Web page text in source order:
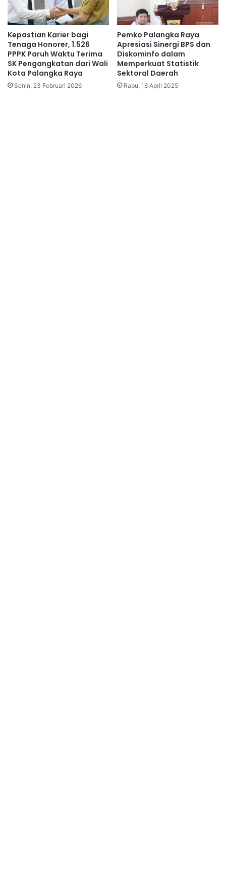
Kepastian Karier bagi
Tenaga Honorer, 1.526
PPPK Paruh Waktu Terima
SK Pengangkatan dari Wali
Kota Palangka Raya
Senin, 23 Februari 2026
Pemko Palangka Raya
Apresiasi Sinergi BPS dan
Diskominfo dalam
Memperkuat Statistik
Sektoral Daerah
Rabu, 16 April 2025